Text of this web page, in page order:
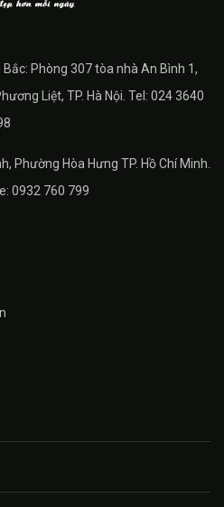
Phòng 307 tòa nhà An Bình 1,
Liệt, TP. Hà Nội. Tel: 024 3640
Phường Hòa Hưng TP. Hồ Chí Minh.
0932 760 799